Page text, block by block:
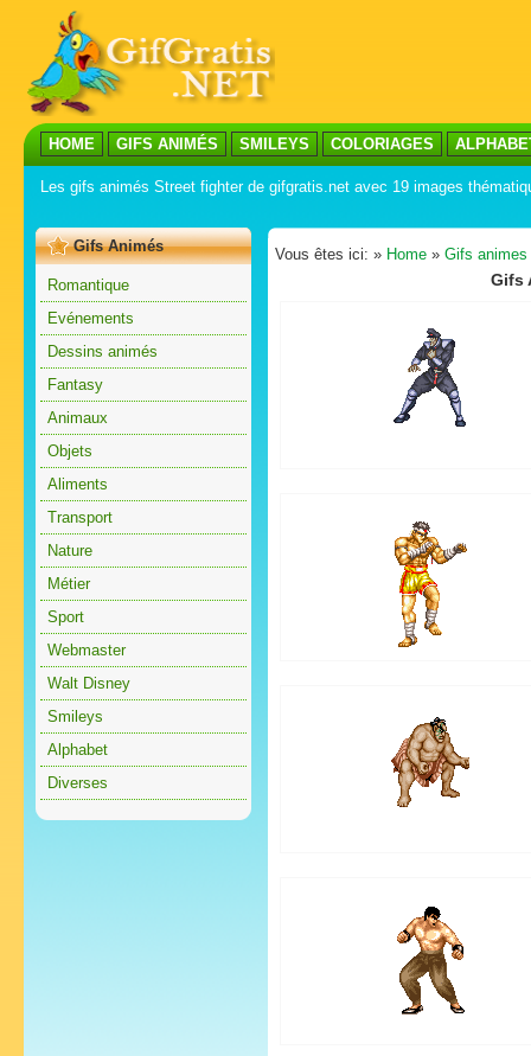
HOME GIFS ANIMÉS SMILEYS COLORIAGES
Les gifs animés Street fighter de gifgratis.net avec 19 images
Gifs Animés
Romantique
Evénements
Dessins animés
Fantasy
Animaux
Objets
Aliments
Transport
Nature
Métier
Sport
Webmaster
Walt Disney
Smileys
Alphabet
Diverses
Vous êtes ici: » Home » Gifs animes
Gifs